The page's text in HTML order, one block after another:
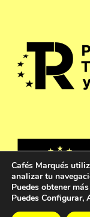
Cafés Marqués
analizar tu
Puedes obtener
Puedes Configurar,